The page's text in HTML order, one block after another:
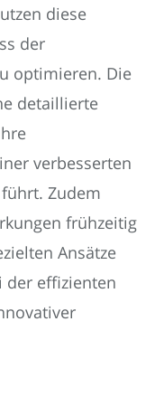
diese
der
optimieren. Die
detaillierte
verbesserten
Zudem
frühzeitig
Ansätze
der effizienten